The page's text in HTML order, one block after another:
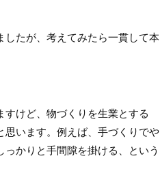
たが、考えてみたら一貫して本
けど、物づくりを生業とする
います。例えば、手づくりでや
かりと手間隙を掛ける、という